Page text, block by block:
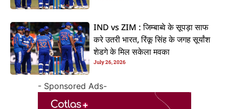
IND vs ZIM : जिम्बाब्वे के सूपड़ा साफ
करे उतरी भारत, रिंकू सिंह के जगह सूर्यांश
शेडगे के मिल सकेला मवका
July 26, 2026
- Sponsored Ads-